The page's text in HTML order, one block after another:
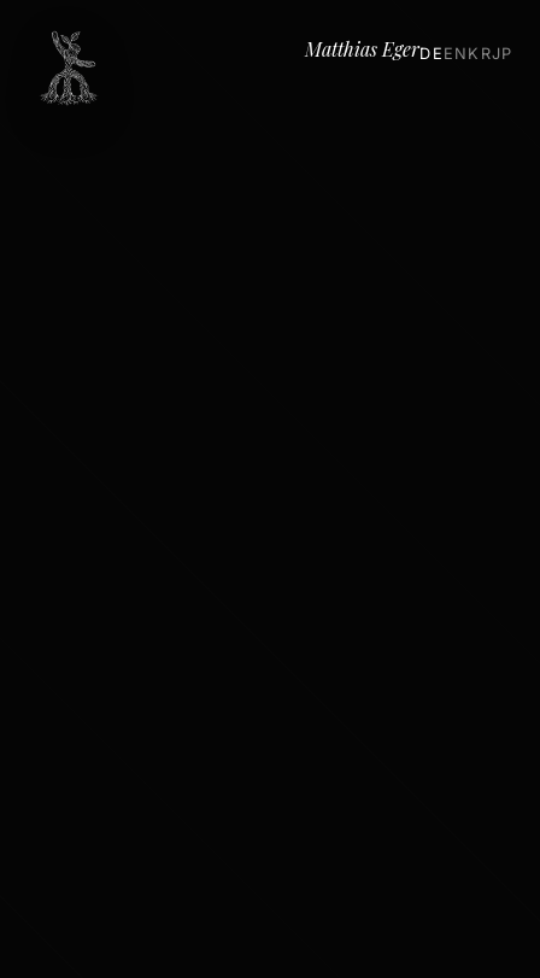
Matthias EgerDE EN KRJP